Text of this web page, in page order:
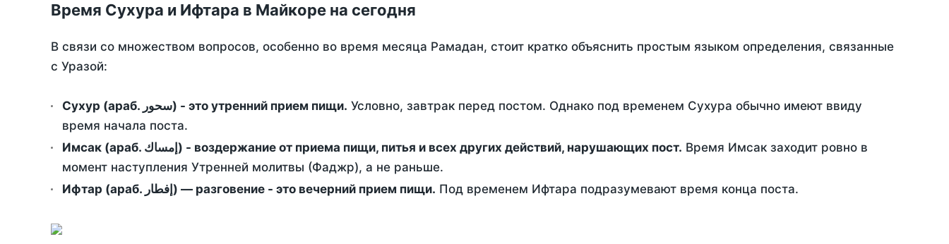
Время Сухура и Ифтара в Майкоре на сегодня
В связи со множеством вопросов, особенно во время месяца Рамадан, стоит кратко объяснить простым языком определения, связанные
с Уразой:
Сухур (араб. سحور) - это утренний прием пищи. Условно, завтрак перед постом. Однако под временем Сухура обычно имеют ввиду
время начала поста.
Имсак (араб. إمساك) - воздержание от приема пищи, питья и всех других действий, нарушающих пост. Время Имсак заходит ровно в
момент наступления Утренней молитвы (Фаджр), а не раньше.
Ифтар (араб. إفطار) — разговение - это вечерний прием пищи. Под временем Ифтара подразумевают время конца поста.